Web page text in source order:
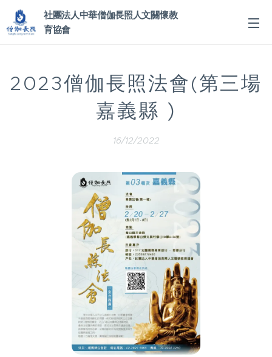
社團法人中華僧伽長照人文關懷教
育協會
2023僧伽長照法會(第三場
嘉義縣 )
16/12/2022